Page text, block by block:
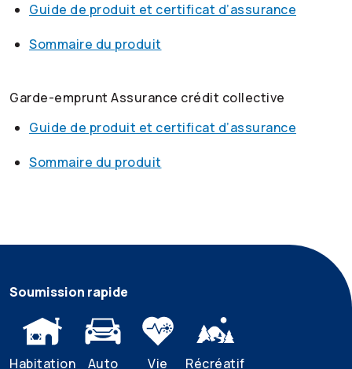
Guide de produit et certificat d’assurance
Sommaire du produit
Garde-emprunt Assurance crédit collective
Guide de produit et certificat d’assurance
Sommaire du produit
Soumission rapide
Habitation Auto Vie Récréatif